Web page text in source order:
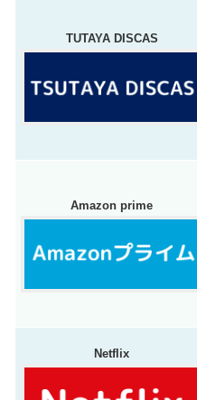
TUTAYA DISCAS
Amazon prime
Netflix